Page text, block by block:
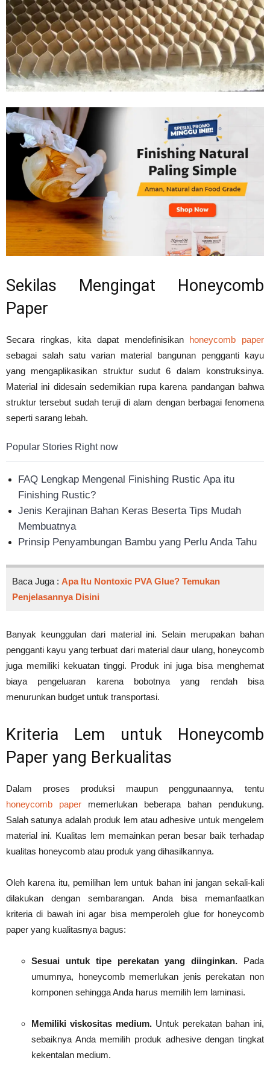
Tahan
Lama
Sekilas Mengingat Honeycomb
Paper
Secara ringkas, kita dapat mendefinisikan honeycomb paper
sebagai salah satu varian material bangunan pengganti kayu
yang mengaplikasikan struktur sudut 6 dalam konstruksinya.
Material ini didesain sedemikian rupa karena pandangan bahwa
struktur tersebut sudah teruji di alam dengan berbagai fenomena
seperti sarang lebah.
Popular Stories Right now
FAQ Lengkap Mengenal Finishing Rustic Apa itu
Finishing Rustic?
Jenis Kerajinan Bahan Keras Beserta Tips Mudah
Membuatnya
Prinsip Penyambungan Bambu yang Perlu Anda Tahu
Baca Juga : Apa Itu Nontoxic PVA Glue? Temukan
Penjelasannya Disini
Banyak keunggulan dari material ini. Selain merupakan bahan
pengganti kayu yang terbuat dari material daur ulang, honeycomb
juga memiliki kekuatan tinggi. Produk ini juga bisa menghemat
biaya pengeluaran karena bobotnya yang rendah bisa
menurunkan budget untuk transportasi.
Kriteria Lem untuk Honeycomb
Paper yang Berkualitas
Dalam proses produksi maupun penggunaannya, tentu
honeycomb paper memerlukan beberapa bahan pendukung.
Salah satunya adalah produk lem atau adhesive untuk mengelem
material ini. Kualitas lem memainkan peran besar baik terhadap
kualitas honeycomb atau produk yang dihasilkannya.
Oleh karena itu, pemilihan lem untuk bahan ini jangan sekali-kali
dilakukan dengan sembarangan. Anda bisa memanfaatkan
kriteria di bawah ini agar bisa memperoleh glue for honeycomb
paper yang kualitasnya bagus:
Sesuai untuk tipe perekatan yang diinginkan. Pada
umumnya, honeycomb memerlukan jenis perekatan non
komponen sehingga Anda harus memilih lem laminasi.
Memiliki viskositas medium. Untuk perekatan bahan ini,
sebaiknya Anda memilih produk adhesive dengan tingkat
kekentalan medium.